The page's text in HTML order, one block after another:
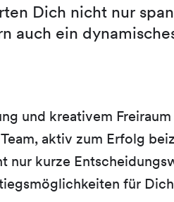
Dich nicht nur
auch ein
und kreativem
aktiv zum Erfolg
nur kurze
für